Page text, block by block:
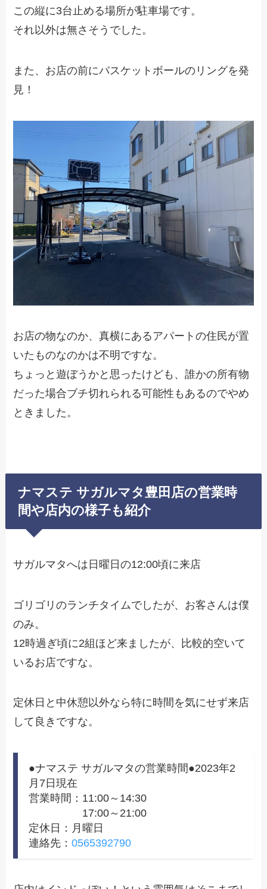
この縦に3台止める場所が駐車場です。
それ以外は無さそうでした。
また、お店の前にバスケットボールのリングを発
見！
お店の物なのか、真横にあるアパートの住民が置
いたものなのかは不明ですな。
ちょっと遊ぼうかと思ったけども、誰かの所有物
だった場合ブチ切れられる可能性もあるのでやめ
ときました。
ナマステ サガルマタ豊田店の営業時
間や店内の様子も紹介
サガルマタへは日曜日の12:00頃に来店
ゴリゴリのランチタイムでしたが、お客さんは僕
のみ。
12時過ぎ頃に2組ほど来ましたが、比較的空いて
いるお店ですな。
定休日と中休憩以外なら特に時間を気にせず来店
して良きですな。
●ナマステ サガルマタの営業時間●2023年2
月7日現在
営業時間：11:00～14:30
17:00～21:00
定休日：月曜日
連絡先：0565392790